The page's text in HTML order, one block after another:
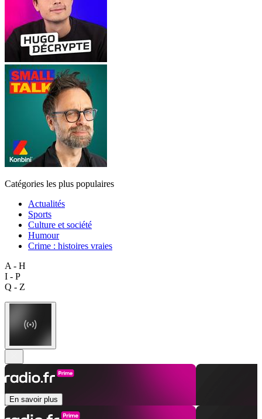
Catégories les plus populaires
Actualités
Sports
Culture et société
Humour
Crime : histoires vraies
A - H
I - P
Q - Z
En savoir plus